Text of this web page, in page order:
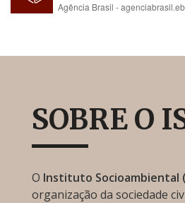
Agência Brasil -
SOBRE O
O Instituto Socioambiental
organização da sociedade